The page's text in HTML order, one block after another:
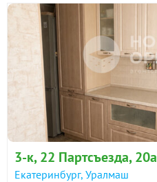
3-к, 22 Партсъезда, 20а
Екатеринбург, Уралмаш